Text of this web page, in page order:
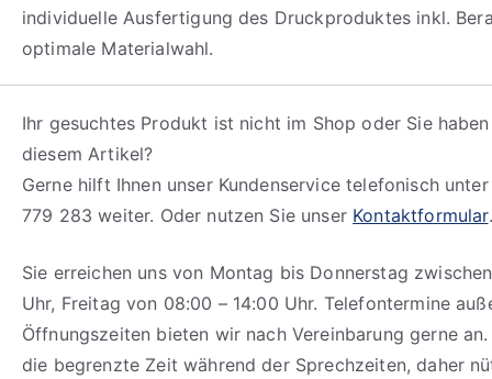
individuelle Ausfertigung des Druckproduktes inkl.
optimale Materialwahl.
Ihr gesuchtes Produkt ist nicht im Shop oder Sie
diesem Artikel?
Gerne hilft Ihnen unser Kundenservice telefonisch
779 283 weiter. Oder nutzen Sie unser Kontaktformular.
Sie erreichen uns von Montag bis Donnerstag
Uhr, Freitag von 08:00 – 14:00 Uhr. Telefontermine
Öffnungszeiten bieten wir nach Vereinbarung gerne
die begrenzte Zeit während der Sprechzeiten, daher